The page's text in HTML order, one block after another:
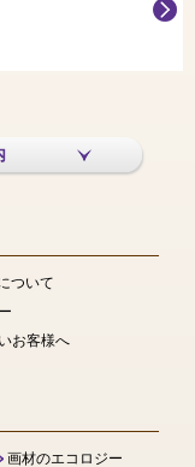
ついて
お客様へ
画材のエコロジー